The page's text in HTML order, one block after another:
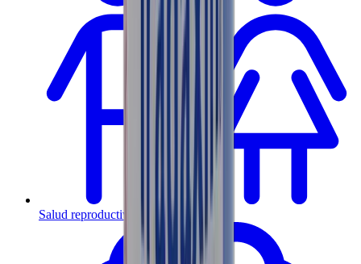
Salud reproductiva y hormonal